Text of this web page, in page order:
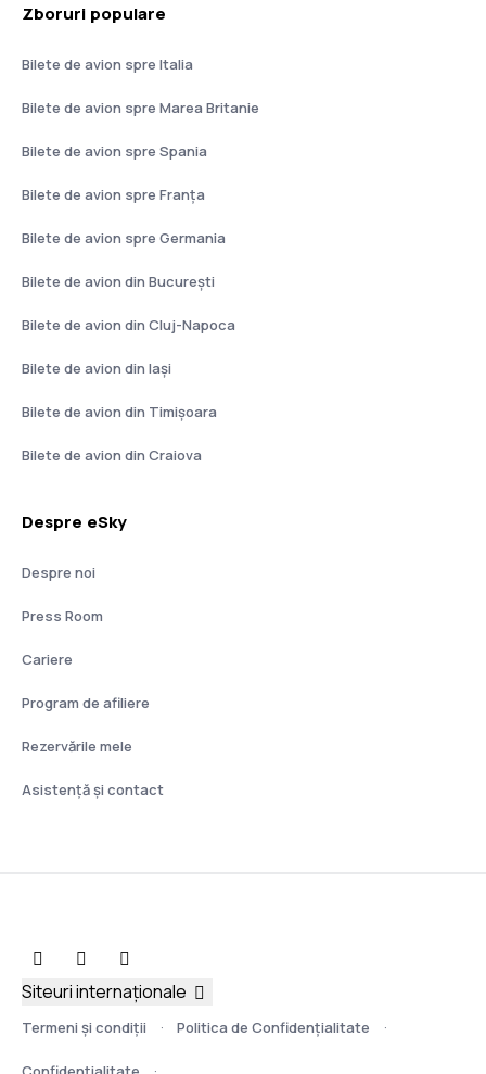
Zboruri populare
Bilete de avion spre Italia
Bilete de avion spre Marea Britanie
Bilete de avion spre Spania
Bilete de avion spre Franţa
Bilete de avion spre Germania
Bilete de avion din București
Bilete de avion din Cluj-Napoca
Bilete de avion din Iași
Bilete de avion din Timișoara
Bilete de avion din Craiova
Despre eSky
Despre noi
Press Room
Cariere
Program de afiliere
Rezervările mele
Asistenţă şi contact
Termeni şi condiţii Politica de Confidențialitate
Siteuri internaționale